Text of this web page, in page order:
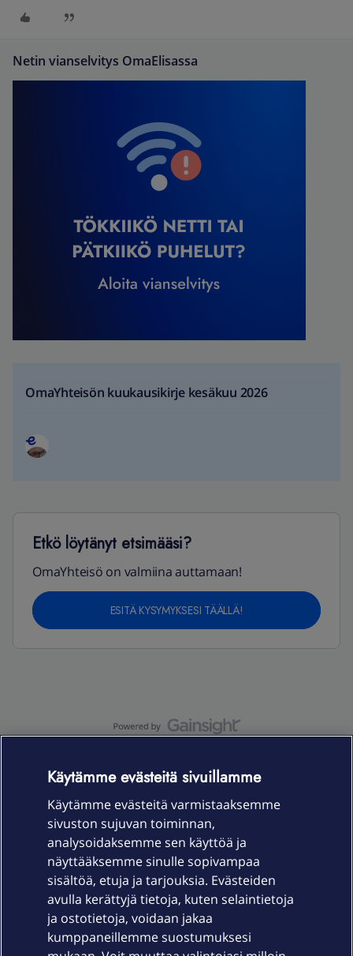
Netin vianselvitys OmaElisassa
OmaYhteisön kuukausikirje kesäkuu 2026
Etkö löytänyt etsimääsi?
OmaYhteisö on valmiina auttamaan!
ESITÄ KYSYMYKSESI TÄÄLLÄ!
Laitteet & liittymät
Palvelut
Käytämme evästeitä sivuillamme
Käytämme evästeitä varmistaaksemme
sivuston sujuvan toiminnan,
analysoidaksemme sen käyttöä ja
näyttääksemme sinulle sopivampaa
sisältöä, etuja ja tarjouksia. Evästeiden
avulla kerättyjä tietoja, kuten selaintietoja
ja ostotietoja, voidaan jakaa
kumppaneillemme suostumuksesi